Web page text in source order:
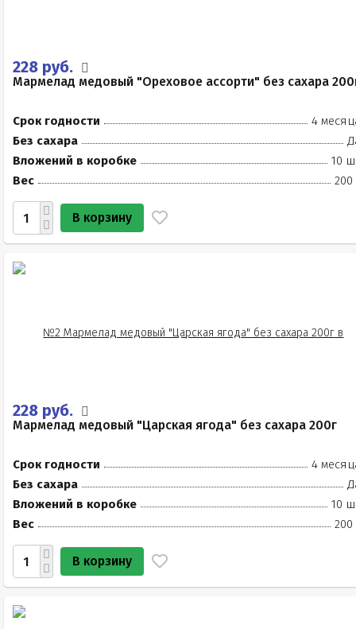
228 руб.
Мармелад медовый "Ореховое ассорти" без сахара
Срок годности
4
Без сахара
Вложений в коробке
10
Вес
200
В корзину
228 руб.
Мармелад медовый "Царская ягода" без сахара 200г
Срок годности
4
Без сахара
Вложений в коробке
10
Вес
200
В корзину